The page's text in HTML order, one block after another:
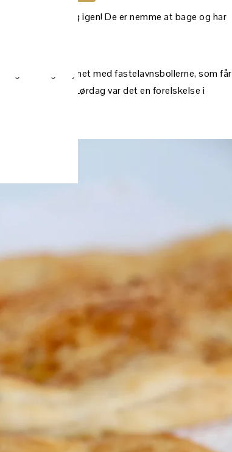
du dem aldrig igen! De er nemme at bage og har
dag er det gensynet med fastelavnsbollerne, som får
i et Bagestål. Lørdag var det en forelskelse i